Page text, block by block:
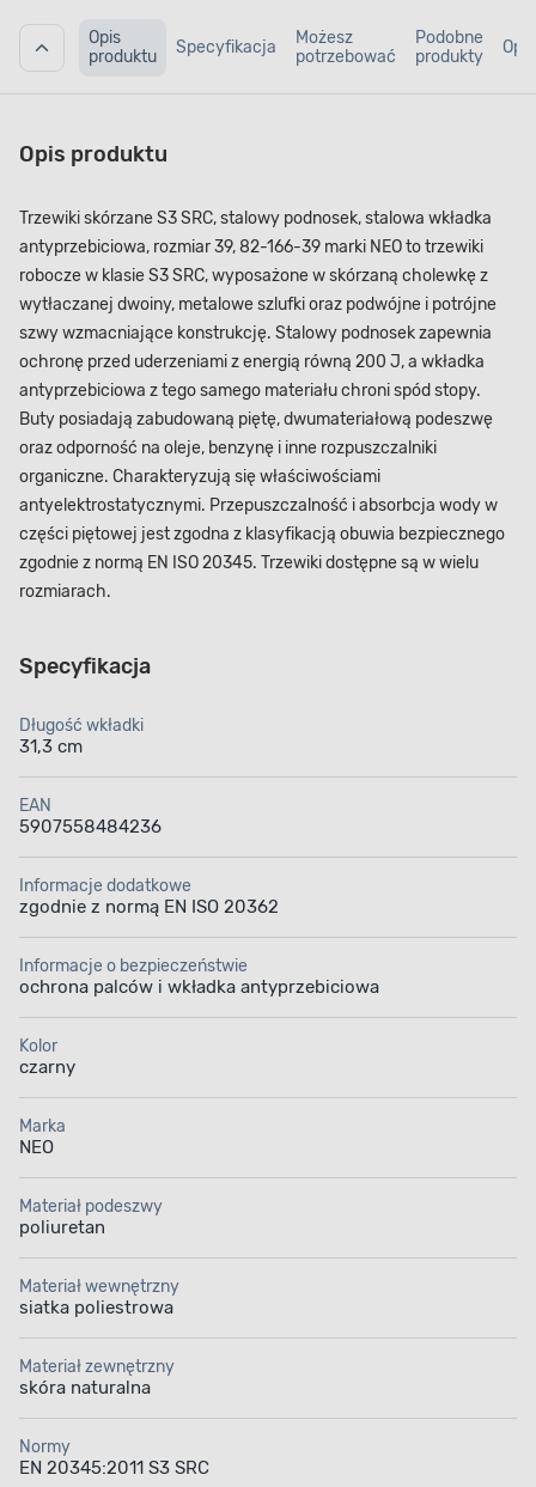
Opis
produktu
Specyfikacja
Możesz
potrzebować
Podobne
produkty
Opis produktu
Trzewiki skórzane S3 SRC, stalowy podnosek, stalowa wkładka
antyprzebiciowa, rozmiar 39, 82-166-39 marki NEO to trzewiki
robocze w klasie S3 SRC, wyposażone w skórzaną cholewkę z
wytłaczanej dwoiny, metalowe szlufki oraz podwójne i potrójne
szwy wzmacniające konstrukcję. Stalowy podnosek zapewnia
ochronę przed uderzeniami z energią równą 200 J, a wkładka
antyprzebiciowa z tego samego materiału chroni spód stopy.
Buty posiadają zabudowaną piętę, dwumateriałową podeszwę
oraz odporność na oleje, benzynę i inne rozpuszczalniki
organiczne. Charakteryzują się właściwościami
antyelektrostatycznymi. Przepuszczalność i absorbcja wody w
części piętowej jest zgodna z klasyfikacją obuwia bezpiecznego
zgodnie z normą EN ISO 20345. Trzewiki dostępne są w wielu
rozmiarach.
Specyfikacja
Długość wkładki
31,3 cm
EAN
5907558484236
Informacje dodatkowe
zgodnie z normą EN ISO 20362
Informacje o bezpieczeństwie
ochrona palców i wkładka antyprzebiciowa
Kolor
czarny
Marka
NEO
Materiał podeszwy
poliuretan
Materiał wewnętrzny
siatka poliestrowa
Materiał zewnętrzny
skóra naturalna
Normy
EN 20345:2011 S3 SRC